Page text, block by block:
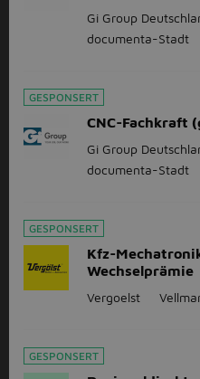
Gi Group
documenta-Stadt
GESPONSERT
CNC-Fachkraft
Gi Group
documenta-Stadt
GESPONSERT
Kfz-
Wechselprämie
Vergoelst
GESPONSERT